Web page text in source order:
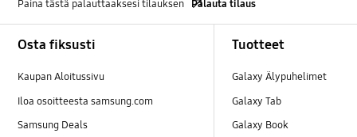
Paina tästä palauttaaksesi tilauksen Palauta tilaus
Osta fiksusti
Kaupan Aloitussivu
Iloa osoitteesta samsung.com
Samsung Deals
Tuotteet
Galaxy Älypuhelimet
Galaxy Tab
Galaxy Book